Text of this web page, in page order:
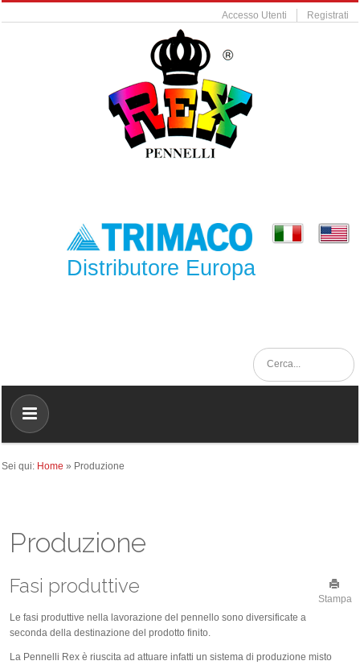
Accesso Utenti Registrati
Distributore Europa
Sei qui: Home » Produzione
Produzione
Stampa
Fasi produttive
Le fasi produttive nella lavorazione del pennello sono diversificate a
seconda della destinazione del prodotto finito.
La Pennelli Rex è riuscita ad attuare infatti un sistema di produzione misto